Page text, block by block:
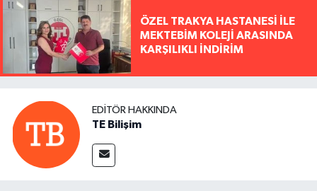
ÖZEL TRAKYA HASTANESİ İLE
MEKTEBİM KOLEJİ ARASINDA
KARŞILIKLI İNDİRİM
EDITÖR HAKKINDA
TE Bilişim